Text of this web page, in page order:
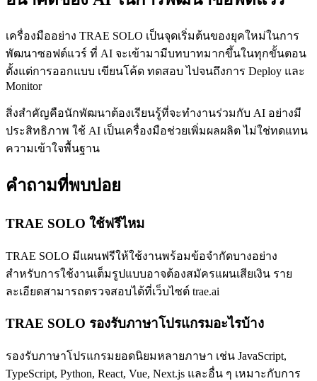
เครื่องมืออย่าง TRAE SOLO เป็นจุดเริ่มต้นของยุคใหม่ในการ
พัฒนาซอฟต์แวร์ ที่ AI จะเข้ามามีบทบาทมากขึ้นในทุกขั้นตอน
ตั้งแต่การออกแบบ เขียนโค้ด ทดสอบ ไปจนถึงการ Deploy และ
Monitor
สิ่งสำคัญคือนักพัฒนาต้องเรียนรู้ที่จะทำงานร่วมกับ AI อย่างมี
ประสิทธิภาพ ใช้ AI เป็นเครื่องมือช่วยเพิ่มผลผลิต ไม่ใช่ทดแทน
ความเข้าใจพื้นฐาน
คำถามที่พบบ่อย
TRAE SOLO ใช้ฟรีไหม
TRAE SOLO มีแผนฟรีให้ใช้งานพร้อมข้อจำกัดบางอย่าง
สำหรับการใช้งานเต็มรูปแบบอาจต้องสมัครแผนเสียเงิน ราย
ละเอียดสามารถตรวจสอบได้ที่เว็บไซต์ trae.ai
TRAE SOLO รองรับภาษาโปรแกรมอะไรบ้าง
รองรับภาษาโปรแกรมยอดนิยมหลายภาษา เช่น JavaScript,
TypeScript, Python, React, Vue, Next.js และอื่น ๆ เหมาะกับการ